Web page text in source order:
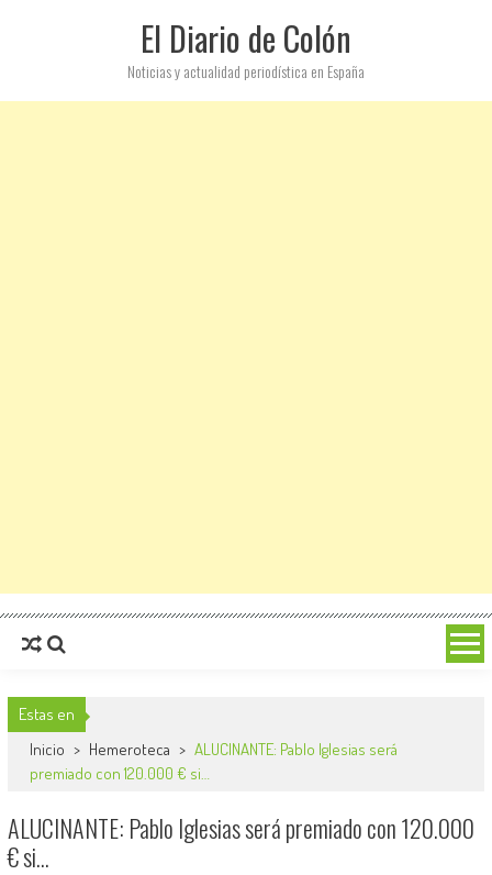
El Diario de Colón
Noticias y actualidad periodística en España
Estas en
Inicio > Hemeroteca > ALUCINANTE: Pablo Iglesias será
premiado con 120.000 € si…
ALUCINANTE: Pablo Iglesias será premiado con 120.000
€ si…